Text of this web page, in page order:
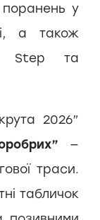
поранень у
а також
Step та
2026”
—
траси.
табличок